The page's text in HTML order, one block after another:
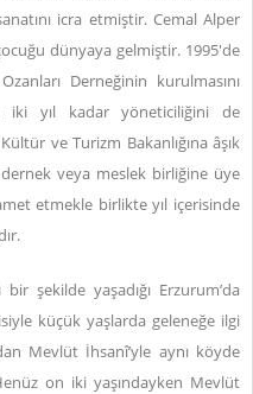
icra etmiştir. Cemal Alper
dünyaya gelmiştir. 1995'de
Derneğinin kurulmasını
iki yıl kadar yöneticiliğini de
ve Turizm Bakanlığına âşık
dernek veya meslek birliğine üye
etmekle birlikte yıl içerisinde
şekilde yaşadığı Erzurum’da
küçük yaşlarda geleneğe ilgi
Mevlüt İhsanî’yle aynı köyde
on iki yaşındayken Mevlüt